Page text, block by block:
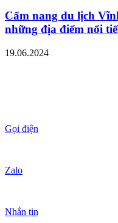
Cẩm nang du lịch
những địa điểm nổi
19.06.2024
Gọi điện
Zalo
Nhắn tin